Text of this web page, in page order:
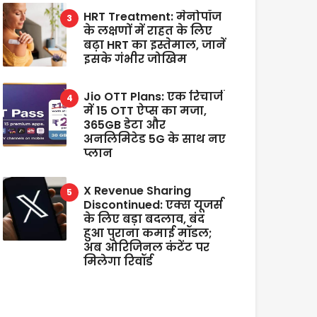
HRT Treatment: मेनोपॉज
के लक्षणों में राहत के लिए
बढ़ा HRT का इस्तेमाल, जानें
इसके गंभीर जोखिम
Jio OTT Plans: एक रिचार्ज
में 15 OTT ऐप्स का मजा,
365GB डेटा और
अनलिमिटेड 5G के साथ नए
प्लान
X Revenue Sharing
Discontinued: एक्स यूजर्स
के लिए बड़ा बदलाव, बंद
हुआ पुराना कमाई मॉडल;
अब ओरिजिनल कंटेंट पर
मिलेगा रिवॉर्ड